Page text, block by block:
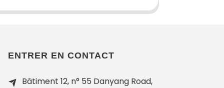
ENTRER EN CONTACT
Bâtiment 12, n° 55 Danyang Road,